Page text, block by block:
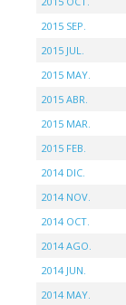
2015 SEP.
2015 JUL.
2015 MAY.
2015 ABR.
2015 MAR.
2015 FEB.
2014 DIC.
2014 NOV.
2014 OCT.
2014 AGO.
2014 JUN.
2014 MAY.